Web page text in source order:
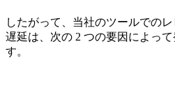
したがって、当社のツールでの
遅延は、次の 2 つの要因によっ
す。